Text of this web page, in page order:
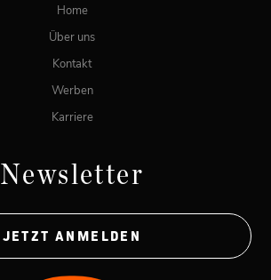
Home
Über uns
Kontakt
Werben
Karriere
Newsletter
JETZT ANMELDEN